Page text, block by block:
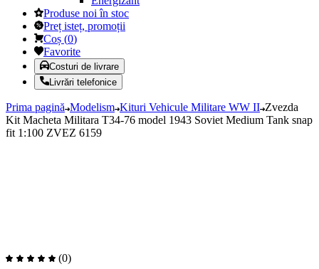
Produse noi în stoc
Preț isteț, promoții
Coș (0)
Favorite
Costuri de livrare
Livrări telefonice
Prima pagină Modelism Kituri Vehicule Militare WW II Zvezda
Kit Macheta Militara T34-76 model 1943 Soviet Medium Tank snap
fit 1:100 ZVEZ 6159
(0)